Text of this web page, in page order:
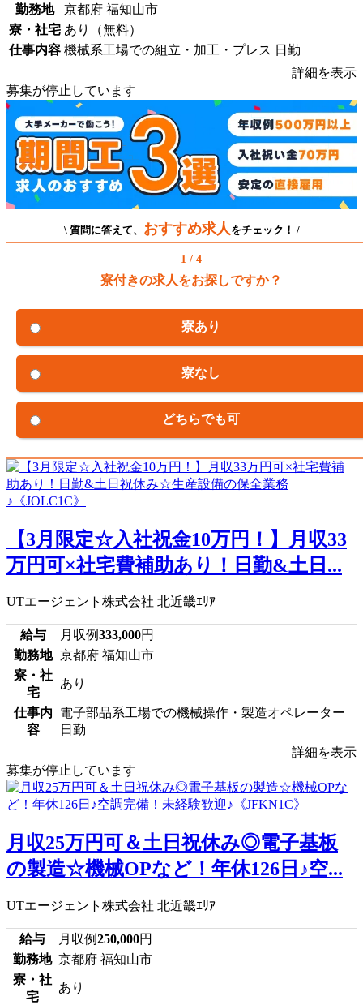
勤務地
京都府 福知山市
寮・社宅 あり（無料）
仕事内容 機械系工場での組立・加工・プレス 日勤
詳細を表示
募集が停止しています
\ 質問に答えて、 おすすめ求人 をチェック！ /
1 / 4
寮付きの求人をお探しですか？
寮あり
寮なし
どちらでも可
【3月限定☆入社祝金10万円！】月収33
万円可×社宅費補助あり！日勤&土日...
UTエージェント株式会社 北近畿ｴﾘｱ
給与 月収例333,000円
勤務地 京都府 福知山市
寮・社
宅
あり
仕事内
容
電子部品系工場での機械操作・製造オペレーター
日勤
詳細を表示
募集が停止しています
月収25万円可＆土日祝休み◎電子基板
の製造☆機械OPなど！年休126日♪空...
UTエージェント株式会社 北近畿ｴﾘｱ
給与 月収例250,000円
勤務地 京都府 福知山市
寮・社
宅
あり